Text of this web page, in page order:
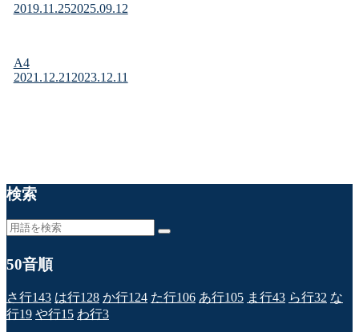
2019.11.252025.09.12
A4
2021.12.21 2023.12.11
検索
50音順
さ行143 は行128 か行124 た行106 あ行105 ま行43 ら行32 な
行19 や行15 わ行3